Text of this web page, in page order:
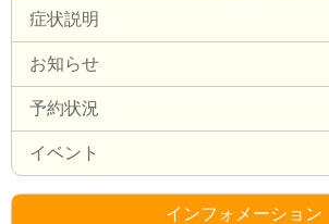
症状説明
お知らせ
予約状況
イベント
インフォメーション